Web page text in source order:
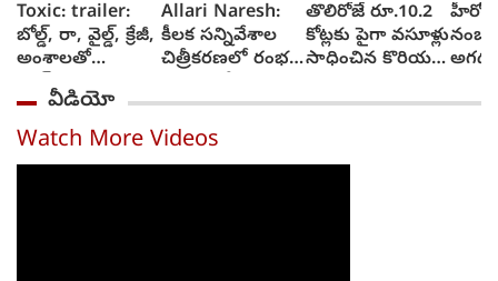
Toxic: trailer:
బోల్డ్, రా, వైల్డ్, క్రేజీ,
అంశాలతో
యష్..కియారా
అద్వానీ చిత్రం
టాక్సిక్: ట్రైలర్
Allari Naresh:
కీలక సన్నివేశాల
చిత్రీకరణలో రంభ
తొలిరోజే రూ.10.2
కోట్లకు పైగా వసూళ్లు
సాధించిన కొరియన్
హీరోకి
అగధ
రెడ్డి
వీడియో
Watch More Videos